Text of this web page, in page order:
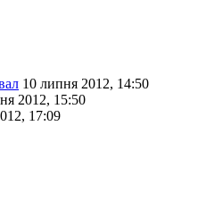
10 липня 2012, 14:50
2012, 15:50
17:09